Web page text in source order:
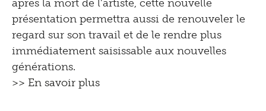
après la mort de l’artiste, cette nouvelle
présentation permettra aussi de renouveler le
regard sur son travail et de le rendre plus
immédiatement saisissable aux nouvelles
générations.
>> En savoir plus